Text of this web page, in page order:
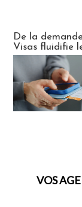
De la
Visas fluidifie
VOS